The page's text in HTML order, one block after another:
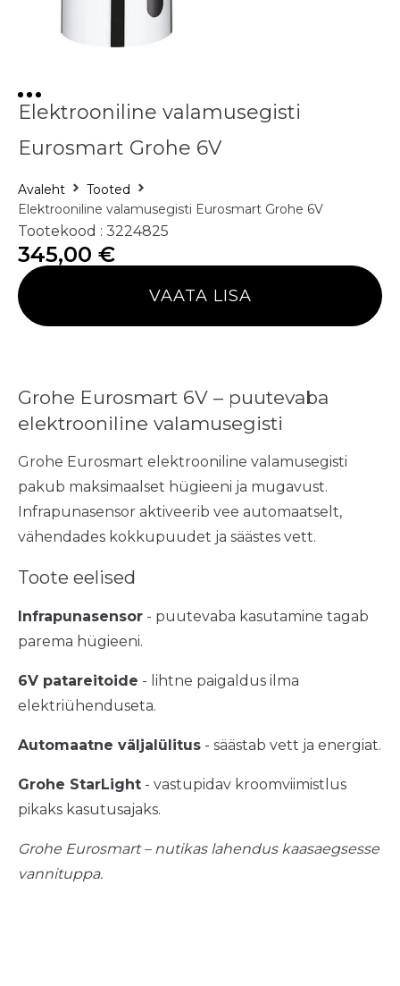
Elektrooniline valamusegisti
Eurosmart Grohe 6V
Avaleht
Tooted
Elektrooniline valamusegisti Eurosmart Grohe 6V
Tootekood : 3224825
345,00 €
VAATA LISA
Grohe Eurosmart 6V – puutevaba
elektrooniline valamusegisti
Grohe Eurosmart elektrooniline valamusegisti
pakub maksimaalset hügieeni ja mugavust.
Infrapunasensor aktiveerib vee automaatselt,
vähendades kokkupuudet ja säästes vett.
Toote eelised
Infrapunasensor - puutevaba kasutamine tagab
parema hügieeni.
6V patareitoide - lihtne paigaldus ilma
elektriühenduseta.
Automaatne väljalülitus - säästab vett ja energiat.
Grohe StarLight - vastupidav kroomviimistlus
pikaks kasutusajaks.
Grohe Eurosmart – nutikas lahendus kaasaegsesse
vannituppa.